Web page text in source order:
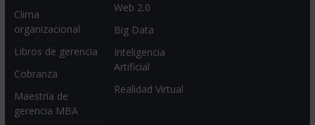
Clima
organizacional
Libros de gerencia
Cobranza
Maestría de
gerencia MBA
Web 2.0
Big Data
Inteligencia
Artificial
Realidad Virtual